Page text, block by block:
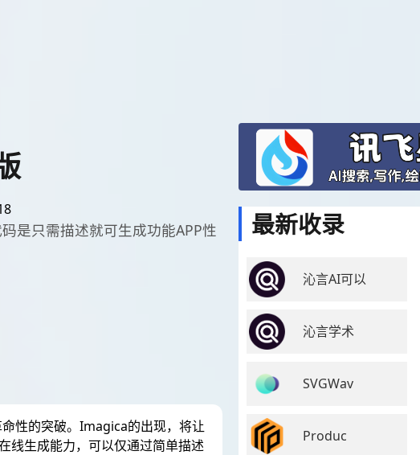
是只需描述就可生成功能APP性
性的突破。Imagica的出现，将让
线生成能力，可以仅通过简单描述
最新收录
沁言AI可以
沁言学术
SVGWav
Produc